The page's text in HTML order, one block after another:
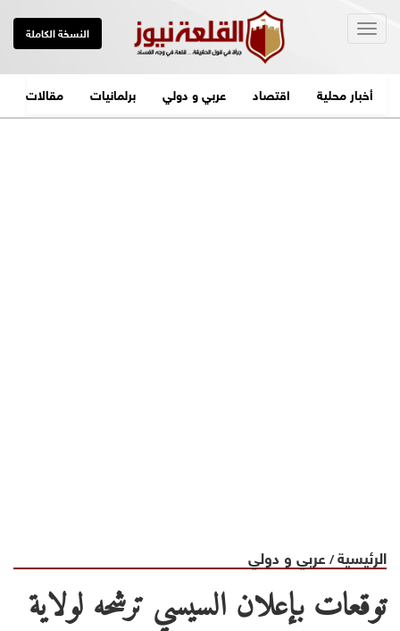
النسخة الكاملة
أخبار محلية اقتصاد عربي و دولي برلمانيات مقالات
الرئيسية/ عربي و دولي
توقعات بإعلان السيسي ترشحه لولاية